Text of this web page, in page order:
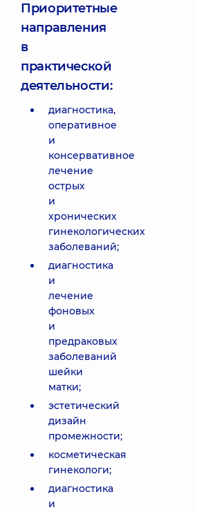
Приоритетные
направления
в
практической
деятельности:
диагностика,
оперативное
и
консервативное
лечение
острых
и
хронических
гинекологических
заболеваний;
диагностика
и
лечение
фоновых
и
предраковых
заболеваний
шейки
матки;
эстетический
дизайн
промежности;
косметическая
гинекологи;
диагностика
и